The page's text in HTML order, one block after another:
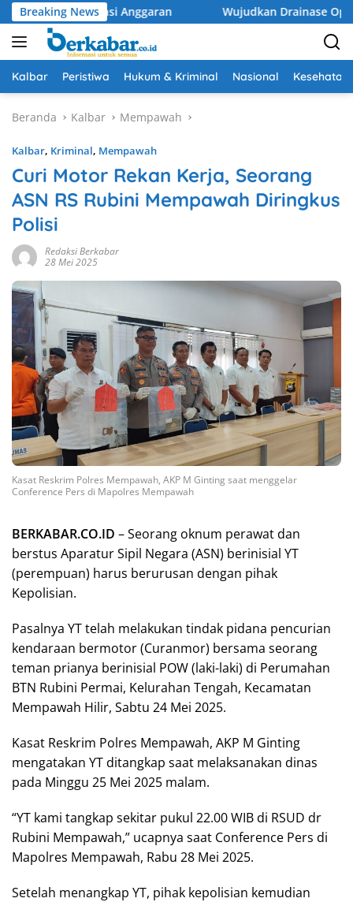
Langsung
ke
konten
Breaking News
Anggaran Wujudkan Drainase Optimal,
Kalbar Peristiwa Hukum & Kriminal Nasional Kesehatan
Beranda Kalbar Mempawah
Kalbar, Kriminal, Mempawah
Curi Motor Rekan Kerja, Seorang
ASN RS Rubini Mempawah Diringkus
Polisi
Redaksi Berkabar
28 Mei 2025
Kasat Reskrim Polres Mempawah, AKP M Ginting saat menggelar
Conference Pers di Mapolres Mempawah
BERKABAR.CO.ID – Seorang oknum perawat dan
berstus Aparatur Sipil Negara (ASN) berinisial YT
(perempuan) harus berurusan dengan pihak
Kepolisian.
Pasalnya YT telah melakukan tindak pidana pencurian
kendaraan bermotor (Curanmor) bersama seorang
teman prianya berinisial POW (laki-laki) di Perumahan
BTN Rubini Permai, Kelurahan Tengah, Kecamatan
Mempawah Hilir, Sabtu 24 Mei 2025.
Kasat Reskrim Polres Mempawah, AKP M Ginting
mengatakan YT ditangkap saat melaksanakan dinas
pada Minggu 25 Mei 2025 malam.
“YT kami tangkap sekitar pukul 22.00 WIB di RSUD dr
Rubini Mempawah,” ucapnya saat Conference Pers di
Mapolres Mempawah, Rabu 28 Mei 2025.
Setelah menangkap YT, pihak kepolisian kemudian